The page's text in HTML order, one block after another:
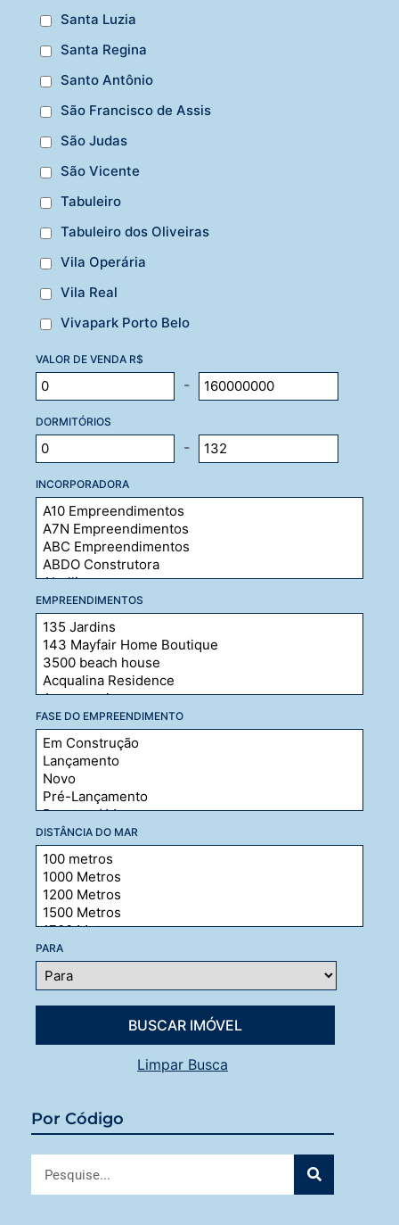
Santa Luzia
Santa Regina
Santo Antônio
São Francisco de Assis
São Judas
São Vicente
Tabuleiro
Tabuleiro dos Oliveiras
Vila Operária
Vila Real
Vivapark Porto Belo
VALOR DE VENDA R$
-
DORMITÓRIOS
-
INCORPORADORA
EMPREENDIMENTOS
FASE DO EMPREENDIMENTO
DISTÂNCIA DO MAR
PARA
Limpar Busca
Por Código